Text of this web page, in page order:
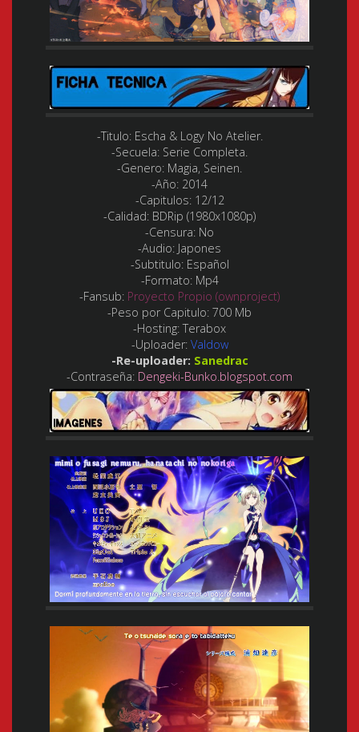
-Titulo: Escha & Logy No Atelier.
-Secuela: Serie Completa.
-Genero: Magia, Seinen.
-Año: 2014
-Capitulos: 12/12
-Calidad: BDRip (1980x1080p)
-Censura: No
-Audio: Japones
-Subtitulo:Español
-Formato:Mp4
-Fansub: Proyecto Propio (ownproject)
-Peso por Capitulo: 700 Mb
-Hosting:Terabox
-Uploader: Valdow
-Re-uploader: Sanedrac
-Contraseña: Dengeki-Bunko.blogspot.com